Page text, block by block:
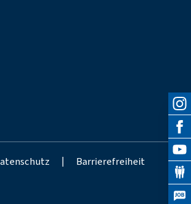
| Barrierefreiheit